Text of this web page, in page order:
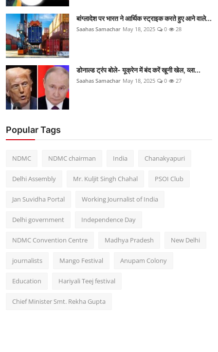
बांग्लादेश पर भारत ने आर्थिक स्ट्राइक करते हुए आने वाले...
Saahas Samachar May 18, 2025 0 28
डोनाल्ड ट्रंप बोले- यूक्रेन में बंद करें खूनी खेल, व्ला...
Saahas Samachar May 18, 2025 0 27
Popular Tags
NDMC NDMC chairman India Chanakyapuri
Delhi Assembly Mr. Kuljit Singh Chahal PSOI Club
Jan Suvidha Portal Working Journalist of India
Delhi government Independence Day
NDMC Convention Centre Madhya Pradesh New Delhi
journalists Mango Festival Anupam Colony
Education Hariyali Teej festival
Chief Minister Smt. Rekha Gupta